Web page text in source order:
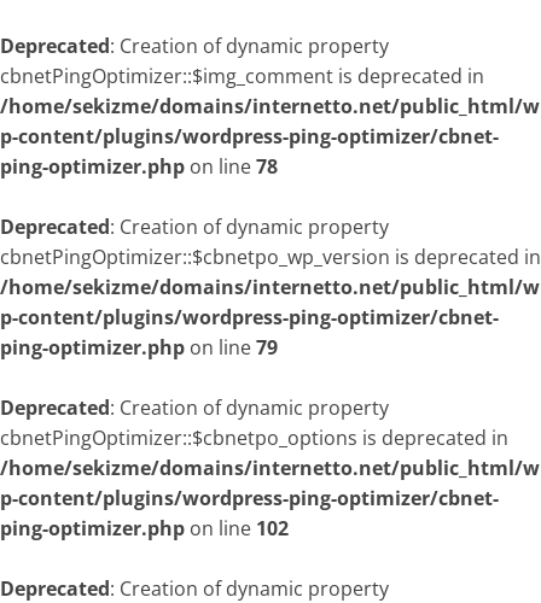
Deprecated: Creation of dynamic property
cbnetPingOptimizer::$img_comment is deprecated in
/home/sekizme/domains/internetto.net/public_html/w
p-content/plugins/wordpress-ping-optimizer/cbnet-
ping-optimizer.php on line78
Deprecated: Creation of dynamic property
cbnetPingOptimizer::$cbnetpo_wp_version is deprecated in
/home/sekizme/domains/internetto.net/public_html/w
p-content/plugins/wordpress-ping-optimizer/cbnet-
ping-optimizer.php on line79
Deprecated: Creation of dynamic property
cbnetPingOptimizer::$cbnetpo_options is deprecated in
/home/sekizme/domains/internetto.net/public_html/w
p-content/plugins/wordpress-ping-optimizer/cbnet-
ping-optimizer.php on line 102
Deprecated: Creation of dynamic property